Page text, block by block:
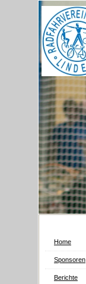
Home
Sponsoren
Berichte